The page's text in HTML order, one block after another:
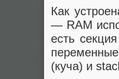
Как
— RAM
есть
(куча) и